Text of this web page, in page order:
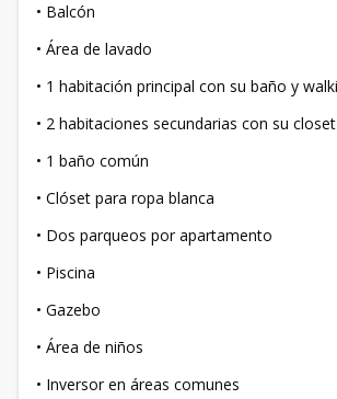
• Balcón
• Área de lavado
• 1 habitación principal con su baño y
• 2 habitaciones secundarias con su closet
• 1 baño común
• Clóset para ropa blanca
• Dos parqueos por apartamento
• Piscina
• Gazebo
• Área de niños
• Inversor en áreas comunes